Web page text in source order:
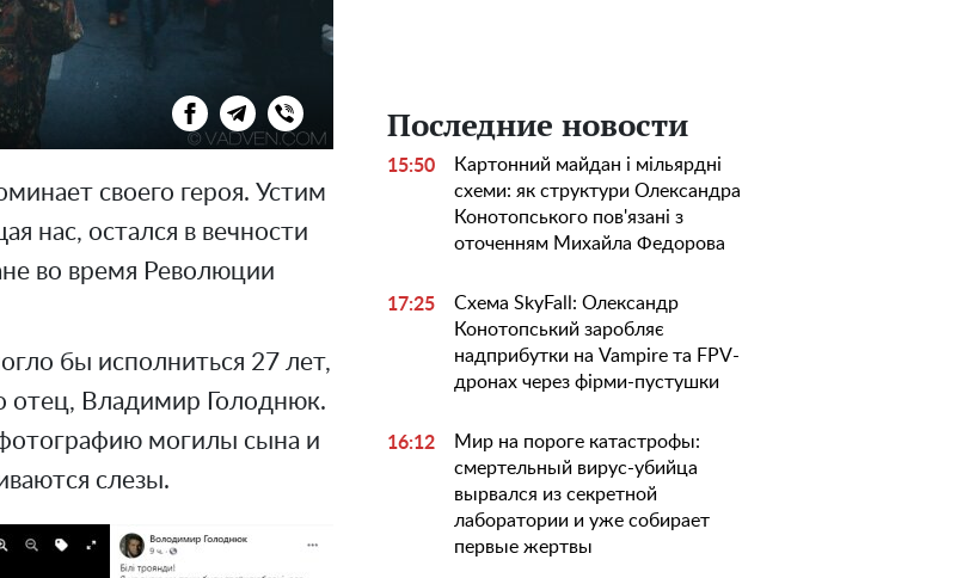
своего героя. Устим
нас, остался в вечности
во время Революции
бы исполниться 27 лет,
отец, Владимир Голоднюк.
могилы сына и
слезы.
Последние новости
15:50
Картонний майдан і мільярдні
схеми: як структури Олександра
Конотопського пов'язані з
оточенням Михайла Федорова
17:25
Схема SkyFall: Олександр
Конотопський заробляє
надприбутки на Vampire та FPV-
дронах через фірми-пустушки
16:12
Мир на пороге катастрофы:
смертельный вирус-убийца
вырвался из секретной
лаборатории и уже собирает
первые жертвы